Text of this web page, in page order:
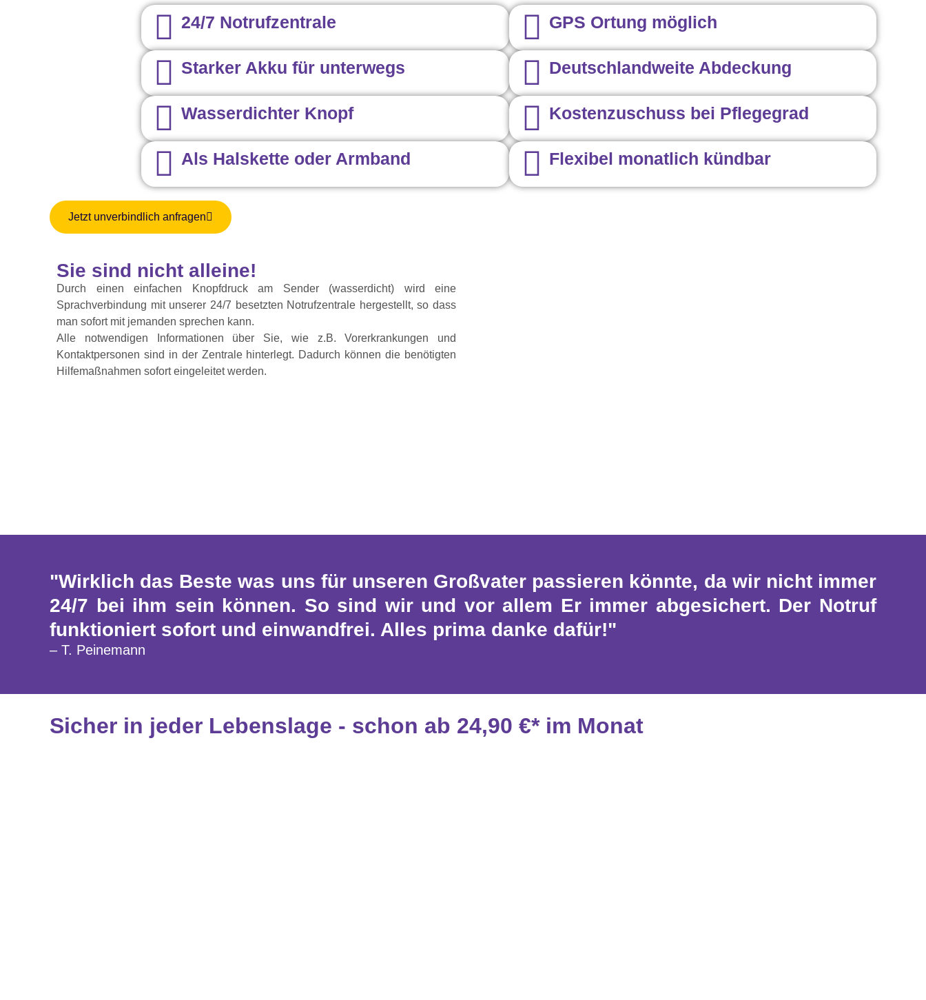
24/7 Notrufzentrale GPS Ortung möglich
Starker Akku für unterwegs Deutschlandweite Abdeckung
Wasserdichter Knopf Kostenzuschuss bei Pflegegrad
Als Halskette oder Armband Flexibel monatlich kündbar
Jetzt unverbindlich anfragen
Sie sind nicht alleine!
Durch einen einfachen Knopfdruck am Sender (wasserdicht) wird eine
Sprachverbindung mit unserer 24/7 besetzten Notrufzentrale hergestellt, so dass
man sofort mit jemanden sprechen kann.
Alle notwendigen Informationen über Sie, wie z.B. Vorerkrankungen und
Kontaktpersonen sind in der Zentrale hinterlegt. Dadurch können die benötigten
Hilfemaßnahmen sofort eingeleitet werden.
"Wirklich das Beste was uns für unseren Großvater passieren könnte, da wir nicht immer
24/7 bei ihm sein können. So sind wir und vor allem Er immer abgesichert. Der Notruf
funktioniert sofort und einwandfrei. Alles prima danke dafür!"
– T. Peinemann
Sicher in jeder Lebenslage - schon ab 24,90 €* im Monat